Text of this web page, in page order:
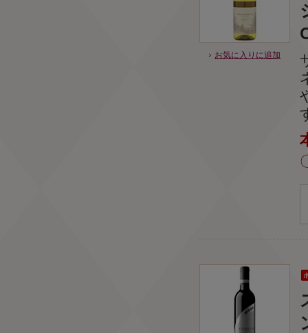
お気に入りに追加